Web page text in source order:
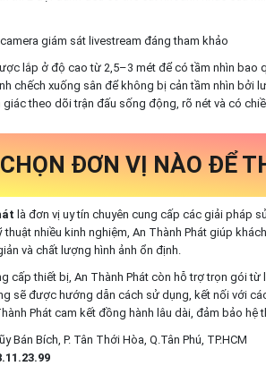
lắp ở độ cao từ 2,5–3 mét để có tầm nhìn
chếch xuống sân để không bị cản tầm nhìn bởi
theo dõi trận đấu sống động, rõ nét và có
ĐƠN VỊ NÀO ĐỂ
là đơn vị uy tín chuyên cung cấp các giải pháp
thuật nhiều kinh nghiệm, An Thành Phát giúp
và chất lượng hình ảnh ổn định.
cấp thiết bị, An Thành Phát còn hỗ trợ trọn gói
sẽ được hướng dẫn cách sử dụng, kết nối với
Phát cam kết đồng hành lâu dài, đảm bảo hệ
Bán Bích, P. Tân Thới Hòa, Q.Tân Phú, TP.HCM